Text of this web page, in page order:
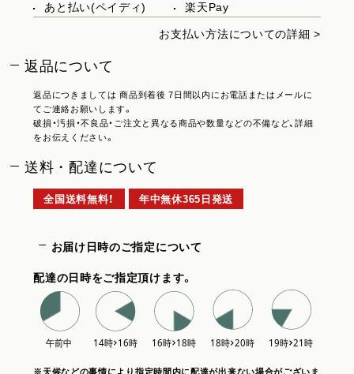
あと払い(ペイディ)
楽天Pay
お支払い方法についての詳細 >
返品について
返品につきましては 商品到着後 7日間以内にお電話またはメールに
てご連絡お願いします。
破損・汚損・不良品・ご注文と異なる商品や数量などの不備など、詳細
をお伝えください。
送料・配達について
全国送料無料！ 年中無休365日発送
お届け日時のご指定について
配達の日時をご指定頂けます。
※天候などの事情により指定時間内に配達が出来ない場合がございま